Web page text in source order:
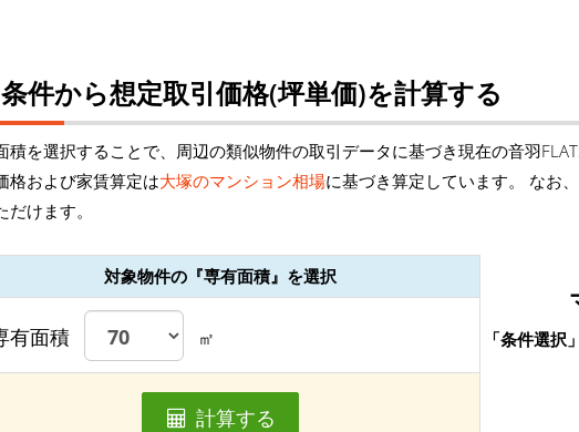
条件から想定取引価格(坪単価)を計算する
積を選択することで、周辺の類似物件の取引データに基づき現在の音羽
格および家賃算定は大塚のマンション相場に基づき算定しています。 なお
だけます。
対象物件の『専有面積』を選択
有面積 ㎡
計算する
「条件選